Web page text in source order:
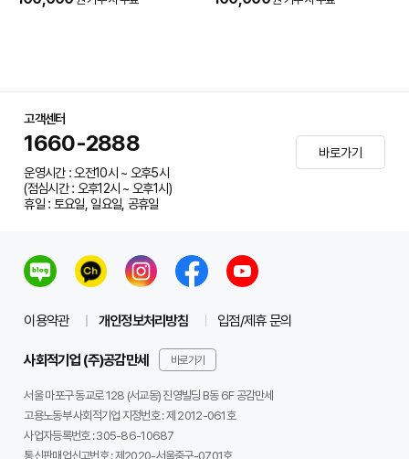
고객센터
1660-2888
운영시간 : 오전10시 ~ 오후5시
(점심시간 : 오후12시 ~ 오후1시)
휴일 : 토요일, 일요일, 공휴일
바로가기
이용약관 개인정보처리방침 입점/제휴 문의
사회적기업 (주)공감만세 바로가기
서울 마포구 동교로 128 (서교동) 진영빌딩 B동 6F 공감만세
고용노동부 사회적기업 지정번호 : 제 2012-061호
사업자등록번호 :305-86-10687
통신판매업신고번호 :제2020-서울중구-0701호